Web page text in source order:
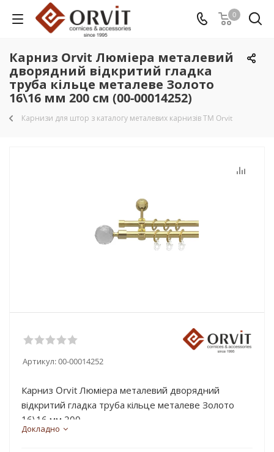
0
Карниз Orvit Люміера металевий
дворядний відкритий гладка
труба кільце металеве Золото
16\16 мм 200 см (00-00014252)
Карнизи для штор з каталогу металевих карнизів TM Orvit
Артикул:00-00014252
Карниз Orvit Люміера металевий дворядний
відкритий гладка труба кільце металеве Золото
16\16 мм 200...
Докладно